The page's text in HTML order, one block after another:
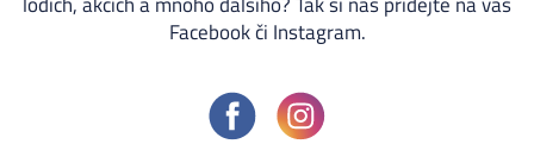
Facebook či Instagram.